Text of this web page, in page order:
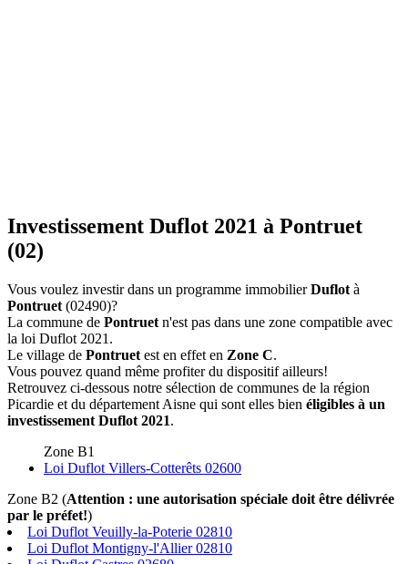
Investissement Duflot 2021 à Pontruet
(02)
Vous voulez investir dans un programme immobilierDuflot à
Pontruet (02490)?
La commune de Pontruet n'est pas dans une zone compatible avec
la loi Duflot 2021.
Le village de Pontruet est en effet en Zone C.
Vous pouvez quand même profiter du dispositif ailleurs!
Retrouvez ci-dessous notre sélection de communes de la région
Picardie et du département Aisne qui sont elles bien éligibles à un
investissement Duflot 2021.
Zone B1
Loi Duflot Villers-Cotterêts 02600
Zone B2 (Attention : une autorisation spéciale doit être délivrée
par le préfet!)
Loi Duflot Veuilly-la-Poterie 02810
Loi Duflot Montigny-l'Allier 02810